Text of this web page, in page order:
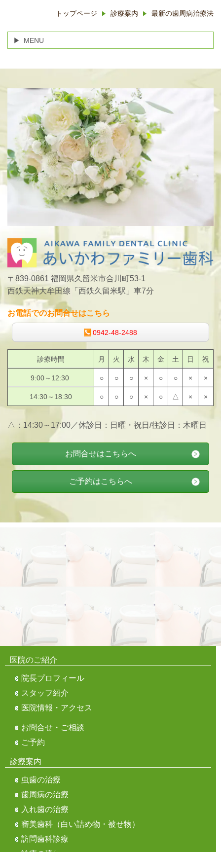
トップページ 診療案内 最新の歯周病治療法
MENU
〒839-0861 福岡県久留米市合川町53-1
西鉄天神大牟田線「西鉄久留米駅」車7分
お電話でのお問合せはこちら
0942-48-2488
診療時間 月 火 水 木 金 土 日 祝
9:00～12:30 ○ ○ ○ × ○ ○ × ×
14:30～18:30 ○ ○ ○ × ○ △ × ×
△：14:30～17:00／休診日：日曜・祝日/往診日：木曜日
お問合せはこちらへ
ご予約はこちらへ
医院のご紹介
院長プロフィール
スタッフ紹介
医院情報・アクセス
お問合せ・ご相談
ご予約
診療案内
虫歯の治療
歯周病の治療
入れ歯の治療
審美歯科（白い詰め物・被せ物）
訪問歯科診療